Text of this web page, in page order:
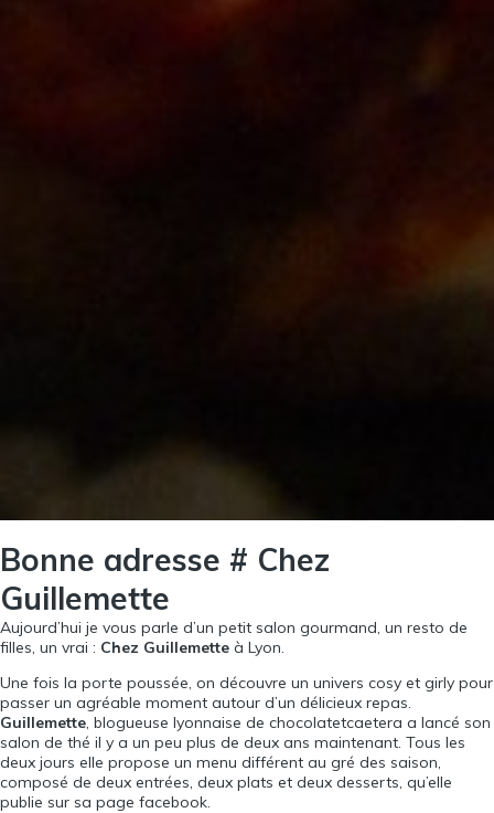
Bonne adresse # Chez
Guillemette
Aujourd’hui je vous parle d’un petit salon gourmand, un resto de
filles, un vrai : Chez Guillemette à Lyon.
Une fois la porte poussée, on découvre un univers cosy et girly pour
passer un agréable moment autour d’un délicieux repas.
Guillemette, blogueuse lyonnaise de chocolatetcaetera a lancé son
salon de thé il y a un peu plus de deux ans maintenant. Tous les
deux jours elle propose un menu différent au gré des saison,
composé de deux entrées, deux plats et deux desserts, qu’elle
publie sur sa page facebook.